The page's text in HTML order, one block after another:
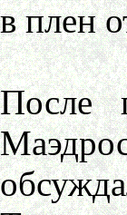
в плен
После